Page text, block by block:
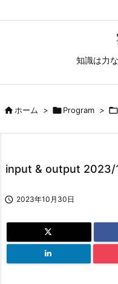
知識は力
ホーム > Program > 
input & output
 2023年10月30日